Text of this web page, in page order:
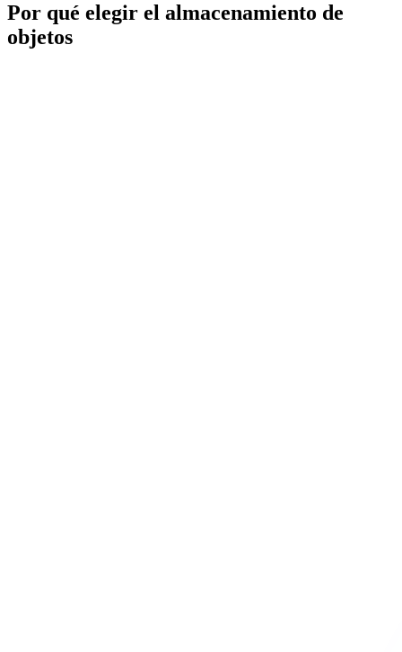
Por qué elegir el almacenamiento de
objetos